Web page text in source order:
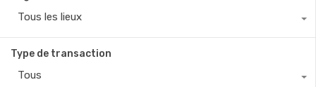
Tous les lieux
Type de transaction
Tous